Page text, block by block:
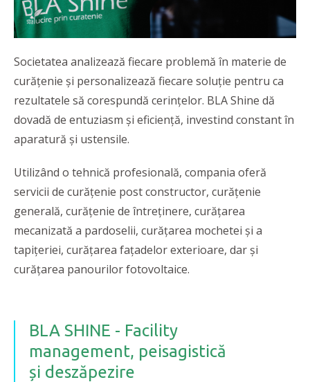
Societatea analizează fiecare problemă în materie de
curățenie și personalizează fiecare soluție pentru ca
rezultatele să corespundă cerințelor. BLA Shine dă
dovadă de entuziasm și eficiență, investind constant în
aparatură și ustensile.
Utilizând o tehnică profesională, compania oferă
servicii de curățenie post constructor, curățenie
generală, curățenie de întreținere, curățarea
mecanizată a pardoselii, curățarea mochetei și a
tapițeriei, curățarea fațadelor exterioare, dar și
curățarea panourilor fotovoltaice.
BLA SHINE - Facility
management, peisagistică
și deszăpezire